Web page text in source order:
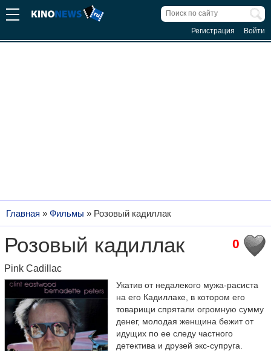
Регистрация Войти
Главная » Фильмы » Розовый кадиллак
0
Розовый кадиллак
Pink Cadillac
Укатив от недалекого мужа-расиста
на его Кадиллаке, в котором его
товарищи спрятали огромную сумму
денег, молодая женщина бежит от
идущих по ее следу частного
детектива и друзей экс-супруга.